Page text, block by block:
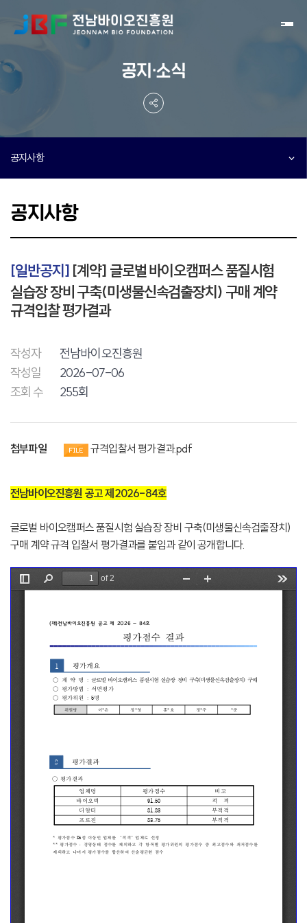
공지·소식
공지사항
공지사항
[일반공지] [계약] 글로벌 바이오캠퍼스 품질시험
실습장 장비 구축(미생물신속검출장치) 구매 계약
규격입찰 평가결과
작성자
전남바이오진흥원
작성일
2026-07-06
조회 수
255회
첨부파일 규격입찰서 평가결과.pdf
전남바이오진흥원 공고 제2026-84호
글로벌 바이오캠퍼스 품질시험 실습장 장비 구축(미생물신속검출장치)
구매 계약 규격 입찰서 평가결과를 붙임과 같이 공개합니다.